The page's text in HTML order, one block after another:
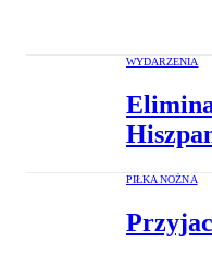
WYDARZENIA
PIŁKA NOŻNA